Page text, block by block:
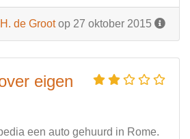
H. de Grootop 27 oktober 2015
eigen
een auto gehuurd in Rome.